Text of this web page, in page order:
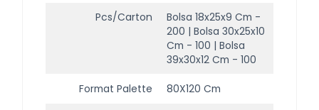
Pcs/carton
Bolsa 18x25x9 Cm -
200 | Bolsa 30x25x10
Cm - 100 | Bolsa
39x30x12 Cm - 100
Format Palette 80X120 Cm